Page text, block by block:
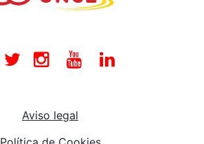
Facebook
TwitterInstagram
Youtube
Aviso legal